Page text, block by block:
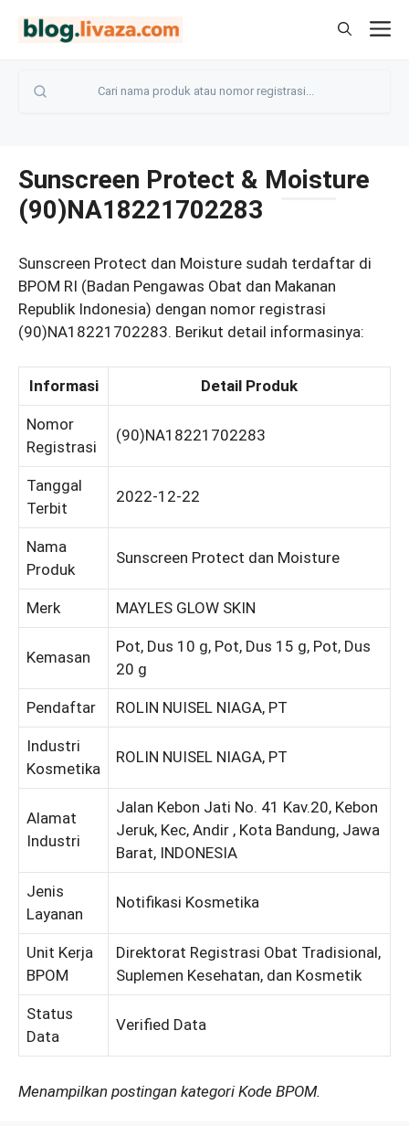
Sunscreen Protect & Moisture
(90)NA18221702283
Sunscreen Protect dan Moisture sudah terdaftar di
BPOM RI (Badan Pengawas Obat dan Makanan
Republik Indonesia) dengan nomor registrasi
(90)NA18221702283. Berikut detail informasinya:
Informasi Detail Produk
Nomor
Registrasi
(90)NA18221702283
Tanggal
Terbit
2022-12-22
Nama
Produk
Sunscreen Protect dan Moisture
Merk MAYLES GLOW SKIN
Kemasan
Pot, Dus 10 g, Pot, Dus 15 g, Pot, Dus
20 g
Pendaftar ROLIN NUISEL NIAGA, PT
Industri
Kosmetika
ROLIN NUISEL NIAGA, PT
Alamat
Industri
Jalan Kebon Jati No. 41 Kav.20, Kebon
Jeruk, Kec, Andir , Kota Bandung, Jawa
Barat, INDONESIA
Jenis
Layanan
Notifikasi Kosmetika
Unit Kerja
BPOM
Direktorat Registrasi Obat Tradisional,
Suplemen Kesehatan, dan Kosmetik
Status
Data
Verified Data
Menampilkan postingan kategori Kode BPOM.